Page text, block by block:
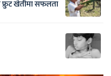
खेतीमा सफलता